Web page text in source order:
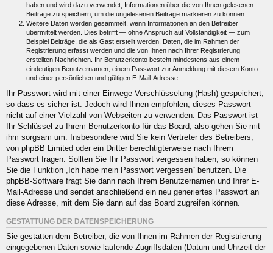
haben und wird dazu verwendet, Informationen über die von Ihnen gelesenen
Beiträge zu speichern, um die ungelesenen Beiträge markieren zu können.
Weitere Daten werden gesammelt, wenn Informationen an den Betreiber
übermittelt werden. Dies betrifft — ohne Anspruch auf Vollständigkeit — zum
Beispiel Beiträge, die als Gast erstellt werden, Daten, die im Rahmen der
Registrierung erfasst werden und die von Ihnen nach Ihrer Registrierung
erstellten Nachrichten. Ihr Benutzerkonto besteht mindestens aus einem
eindeutigen Benutzernamen, einem Passwort zur Anmeldung mit diesem Konto
und einer persönlichen und gültigen E-Mail-Adresse.
Ihr Passwort wird mit einer Einwege-Verschlüsselung (Hash) gespeichert,
so dass es sicher ist. Jedoch wird Ihnen empfohlen, dieses Passwort
nicht auf einer Vielzahl von Webseiten zu verwenden. Das Passwort ist
Ihr Schlüssel zu Ihrem Benutzerkonto für das Board, also gehen Sie mit
ihm sorgsam um. Insbesondere wird Sie kein Vertreter des Betreibers,
von phpBB Limited oder ein Dritter berechtigterweise nach Ihrem
Passwort fragen. Sollten Sie Ihr Passwort vergessen haben, so können
Sie die Funktion „Ich habe mein Passwort vergessen“ benutzen. Die
phpBB-Software fragt Sie dann nach Ihrem Benutzernamen und Ihrer E-
Mail-Adresse und sendet anschließend ein neu generiertes Passwort an
diese Adresse, mit dem Sie dann auf das Board zugreifen können.
GESTATTUNG DER DATENSPEICHERUNG
Sie gestatten dem Betreiber, die von Ihnen im Rahmen der Registrierung
eingegebenen Daten sowie laufende Zugriffsdaten (Datum und Uhrzeit der